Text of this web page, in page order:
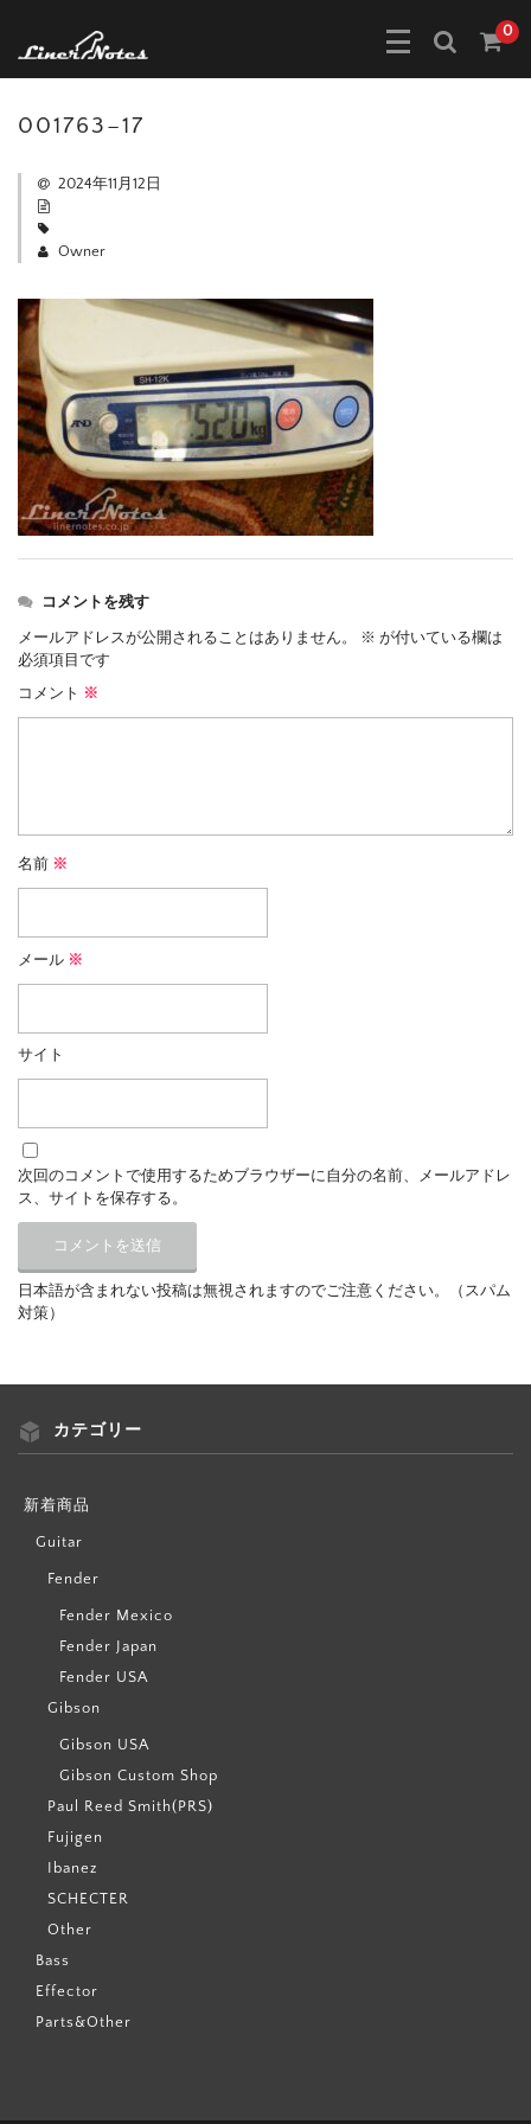
0
001763–17
2024年11月12日
Owner
コメントを残す
メールアドレスが公開されることはありません。 ※ が付いている欄は
必須項目です
コメント ※
名前 ※
メール ※
サイト
次回のコメントで使用するためブラウザーに自分の名前、メールアドレ
ス、サイトを保存する。
日本語が含まれない投稿は無視されますのでご注意ください。（スパム
対策）
カテゴリー
新着商品
Guitar
Fender
Fender Mexico
Fender Japan
Fender USA
Gibson
Gibson USA
Gibson Custom Shop
Paul Reed Smith(PRS)
Fujigen
Ibanez
SCHECTER
Other
Bass
Effector
Parts&Other